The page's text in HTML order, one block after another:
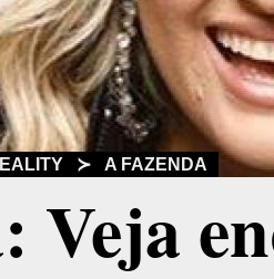
≻ A FAZENDA
Veja